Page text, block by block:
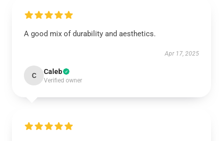
A good mix of durability and aesthetics.
Apr 17, 2025
C Caleb
Verified owner